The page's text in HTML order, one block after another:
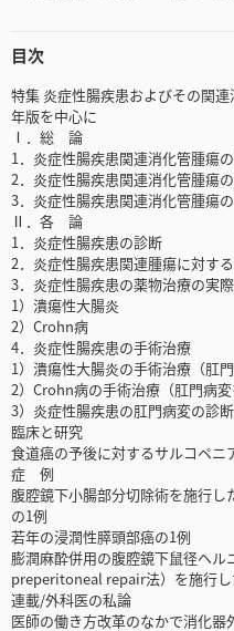
目次
特集 炎症性腸疾患およびその関
年版を中心に
Ⅰ．総 論
1．炎症性腸疾患関連消化管腫瘍
2．炎症性腸疾患関連消化管腫瘍
3．炎症性腸疾患関連消化管腫瘍
Ⅱ．各 論
1．炎症性腸疾患の診断
2．炎症性腸疾患関連腫瘍に対す
3．炎症性腸疾患の薬物治療の実
1）潰瘍性大腸炎
2）Crohn病
4．炎症性腸疾患の手術治療
1）潰瘍性大腸炎の手術治療（肛門
2）Crohn病の手術治療（肛門病変
3）炎症性腸疾患の肛門病変の診
臨床と研究
食道癌の予後に対するサルコペニ
症 例
腹腔鏡下小腸部分切除術を施行
の1例
若年の浸潤性膵頭部癌の1例
膨潤麻酔併用の腹腔鏡下鼠径ヘ
preperitoneal repair法）を施行し
連載/外科医の私論
医師の働き方改革のなかで消化器